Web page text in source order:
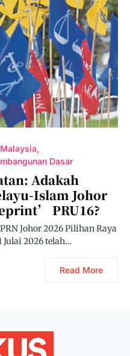
Malaysia
Dasar
Adakah
Islam Johor
PRU16?
Johor 2026 Pilihan Raya
Julai 2026 telah…
Read More